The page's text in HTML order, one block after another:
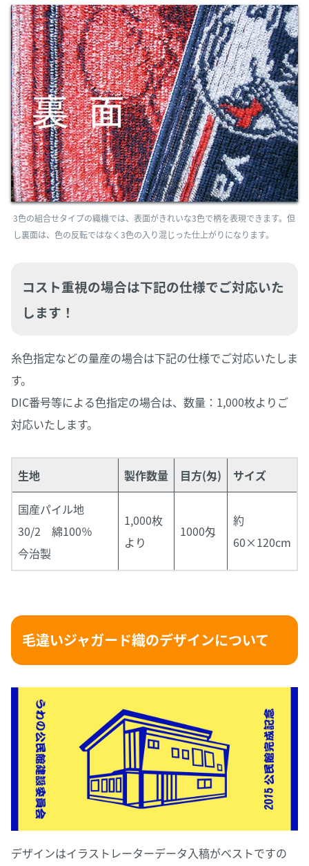
3色の組合せタイプの織機では、表面がきれいな3色で柄を表現できます。但
し裏面は、色の反転ではなく3色の入り混じった仕上がりになります。
コスト重視の場合は下記の仕様でご対応いた
します！
糸色指定などの量産の場合は下記の仕様でご対応いたしま
す。
DIC番号等による色指定の場合は、数量：1,000枚よりご
対応いたします。
生地 製作数量 目方(匁) サイズ
国産パイル地
30/2 綿100％
今治製
1,000枚
より
1000匁
約
60×120cm
毛違いジャガード織のデザインについて
デザインはイラストレーターデータ入稿がベストですの